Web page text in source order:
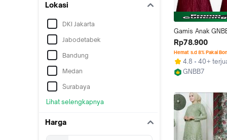
Lokasi
DKI Jakarta
Jabodetabek
Bandung
Medan
Surabaya
Lihat selengkapnya
Harga
Gamis Anak
ANAK Gamis
Gamis Caple Ibu
Gamis Pesta
Baju Dress
Gaun Keluarga
Rp78.900
Hemat s.d 8% Pakai
4.8
40+
GNBB7